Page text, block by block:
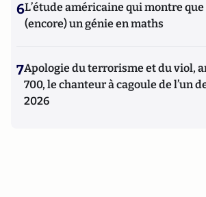
6L’étude américaine qui montre que
(encore) un génie en maths
7Apologie du terrorisme et du viol,
700, le chanteur à cagoule de l’un
2026